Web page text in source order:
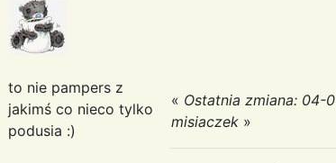
to nie pampers z
jakimś co nieco tylko
podusia :)
« Ostatnia zmiana: 04-
misiaczek »